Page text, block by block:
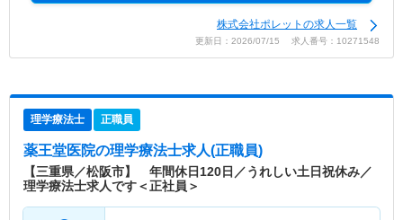
株式会社ポレットの求人一覧
更新日：2026/07/15 求人番号：10271548
理学療法士 正職員
薬王堂医院の理学療法士求人(正職員)
【三重県／松阪市】 年間休日120日／うれしい土日祝休み／
理学療法士求人です＜正社員＞